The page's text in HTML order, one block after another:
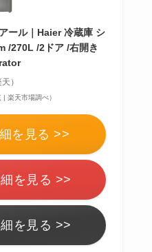
ール｜Haier 冷蔵庫 シ
/270L /2ドア /右開き
）
楽天市場調べ）
を見る >>
を見る >>
を見る >>